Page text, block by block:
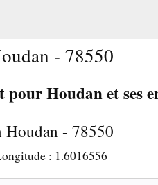
- 78550
pour Houdan et ses
Houdan - 78550
: 1.6016556